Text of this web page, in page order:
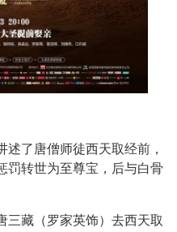
了唐僧师徒西天取经前，
罚转世为至尊宝，后与白骨
三藏（罗家英饰）去西天取